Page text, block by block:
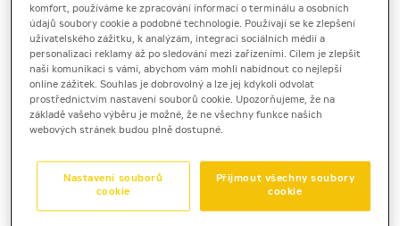
Cena za pronájem
1 - 22 dnů
komfort, používáme ke zpracování informací o terminálu a osobních
údajů soubory cookie a podobné technologie. Používají se ke zlepšení
uživatelského zážitku, k analýzám, integraci sociálních médií a
personalizaci reklamy až po sledování mezi zařízeními. Cílem je zlepšit
naši komunikaci s vámi, abychom vám mohli nabídnout co nejlepší
online zážitek. Souhlas je dobrovolný a lze jej kdykoli odvolat
prostřednictvím nastavení souborů cookie. Upozorňujeme, že na
základě vašeho výběru je možné, že ne všechny funkce našich
webových stránek budou plně dostupné.
Přijmout všechny soubory
cookie
Nastavení souborů
cookie